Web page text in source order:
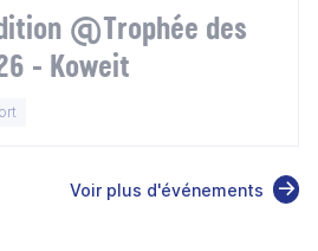
@Trophée des
- Koweit
Voir plus d'événements